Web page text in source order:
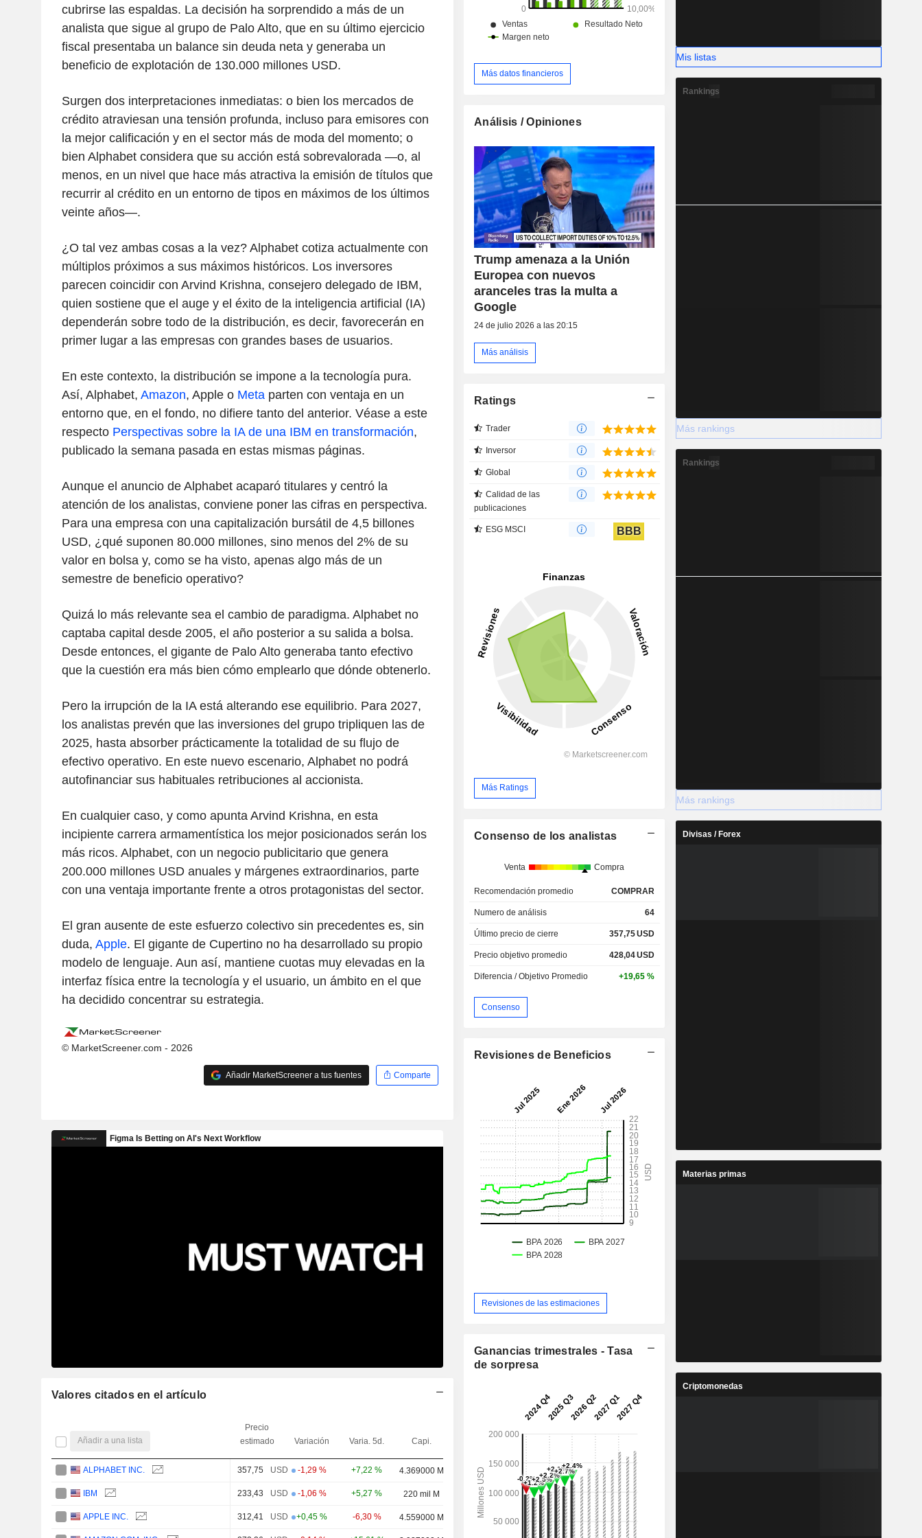
cubrirse las espaldas. La decisión ha sorprendido a más de un
analista que sigue al grupo de Palo Alto, que en su último ejercicio
fiscal presentaba un balance sin deuda neta y generaba un
beneficio de explotación de 130.000 millones USD.
Surgen dos interpretaciones inmediatas: o bien los mercados de
crédito atraviesan una tensión profunda, incluso para emisores con
la mejor calificación y en el sector más de moda del momento; o
bien Alphabet considera que su acción está sobrevalorada —o, al
menos, en un nivel que hace más atractiva la emisión de títulos que
recurrir al crédito en un entorno de tipos en máximos de los últimos
veinte años—.
¿O tal vez ambas cosas a la vez? Alphabet cotiza actualmente con
múltiplos próximos a sus máximos históricos. Los inversores
parecen coincidir con Arvind Krishna, consejero delegado de IBM,
quien sostiene que el auge y el éxito de la inteligencia artificial (IA)
dependerán sobre todo de la distribución, es decir, favorecerán en
primer lugar a las empresas con grandes bases de usuarios.
En este contexto, la distribución se impone a la tecnología pura.
Así, Alphabet, Amazon, Apple o Metaparten con ventaja en un
entorno que, en el fondo, no difiere tanto del anterior. Véase a este
respecto Perspectivas sobre la IA de una IBM en transformación,
publicado la semana pasada en estas mismas páginas.
Aunque el anuncio de Alphabet acaparó titulares y centró la
atención de los analistas, conviene poner las cifras en perspectiva.
Para una empresa con una capitalización bursátil de 4,5 billones
USD, ¿qué suponen 80.000 millones, sino menos del 2% de su
valor en bolsa y, como se ha visto, apenas algo más de un
semestre de beneficio operativo?
Quizá lo más relevante sea el cambio de paradigma. Alphabet no
captaba capital desde 2005, el año posterior a su salida a bolsa.
Desde entonces, el gigante de Palo Alto generaba tanto efectivo
que la cuestión era más bien cómo emplearlo que dónde obtenerlo.
Pero la irrupción de la IA está alterando ese equilibrio. Para 2027,
los analistas prevén que las inversiones del grupo tripliquen las de
2025, hasta absorber prácticamente la totalidad de su flujo de
efectivo operativo. En este nuevo escenario, Alphabet no podrá
autofinanciar sus habituales retribuciones al accionista.
En cualquier caso, y como apunta Arvind Krishna, en esta
incipiente carrera armamentística los mejor posicionados serán los
más ricos. Alphabet, con un negocio publicitario que genera
200.000 millones USD anuales y márgenes extraordinarios, parte
con una ventaja importante frente a otros protagonistas del sector.
El gran ausente de este esfuerzo colectivo sin precedentes es, sin
duda, Apple. El gigante de Cupertino no ha desarrollado su propio
modelo de lenguaje. Aun así, mantiene cuotas muy elevadas en la
interfaz física entre la tecnología y el usuario, un ámbito en el que
ha decidido concentrar su estrategia.
© MarketScreener.com - 2026
Añadir MarketScreener a tus fuentes Comparte
Valores citados en el artículo
Añadir a una lista
Precio
estimado
Variación Varia. 5d. Capi.
ALPHABET INC. 357,75 USD -1,29 % +7,22 % 4.369000 M
IBM 233,43 USD -1,06 % +5,27 % 220 mil M
APPLE INC. 312,41 USD +0,45 % -6,30 % 4.559000 M
Más datos financieros
Análisis / Opiniones
Trump amenaza a la Unión
Europea con nuevos
aranceles tras la multa a
Google
24 de julio 2026 a las 20:15
Más análisis
Ratings
Trader
Inversor
Global
Calidad de las
publicaciones
ESG MSCI BBB
Más Ratings
Consenso de los analistas
Venta Compra
Recomendación promedio COMPRAR
Numero de análisis 64
Último precio de cierre 357,75USD
Precio objetivo promedio 428,04USD
Diferencia / Objetivo Promedio +19,65 %
Consenso
Revisiones de Beneficios
Revisiones de las estimaciones
Ganancias trimestrales - Tasa
de sorpresa
Mis listas
Rankings
Más rankings
Rankings
Más rankings
Divisas / Forex
Materias primas
Criptomonedas